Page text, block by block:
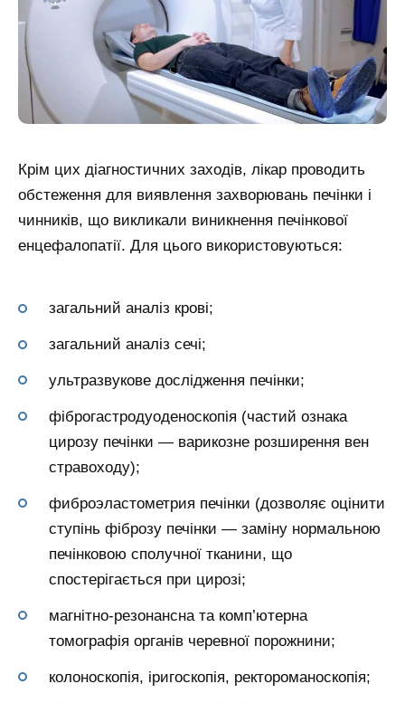
Крім цих діагностичних заходів, лікар проводить
обстеження для виявлення захворювань печінки і
чинників, що викликали виникнення печінкової
енцефалопатії. Для цього використовуються:
загальний аналіз крові;
загальний аналіз сечі;
ультразвукове дослідження печінки;
фіброгастродуоденоскопія (частий ознака
цирозу печінки — варикозне розширення вен
стравоходу);
фиброэластометрия печінки (дозволяє оцінити
ступінь фіброзу печінки — заміну нормальною
печінковою сполучної тканини, що
спостерігається при цирозі;
магнітно-резонансна та комп’ютерна
томографія органів черевної порожнини;
колоноскопія, іригоскопія, ректороманоскопія;